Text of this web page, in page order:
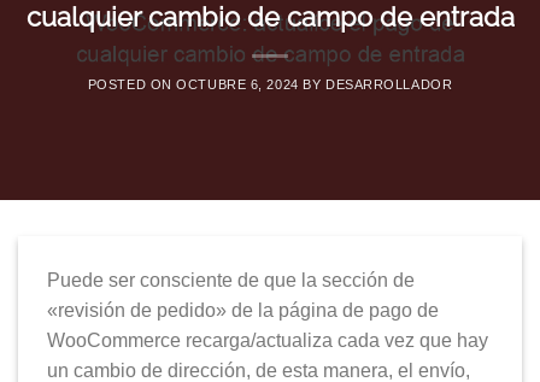
cualquier cambio de campo de entrada
POSTED ONOCTUBRE 6, 2024 BY DESARROLLADOR
Puede ser consciente de que la sección de
«revisión de pedido» de la página de pago de
WooCommerce recarga/actualiza cada vez que hay
un cambio de dirección, de esta manera, el envío,